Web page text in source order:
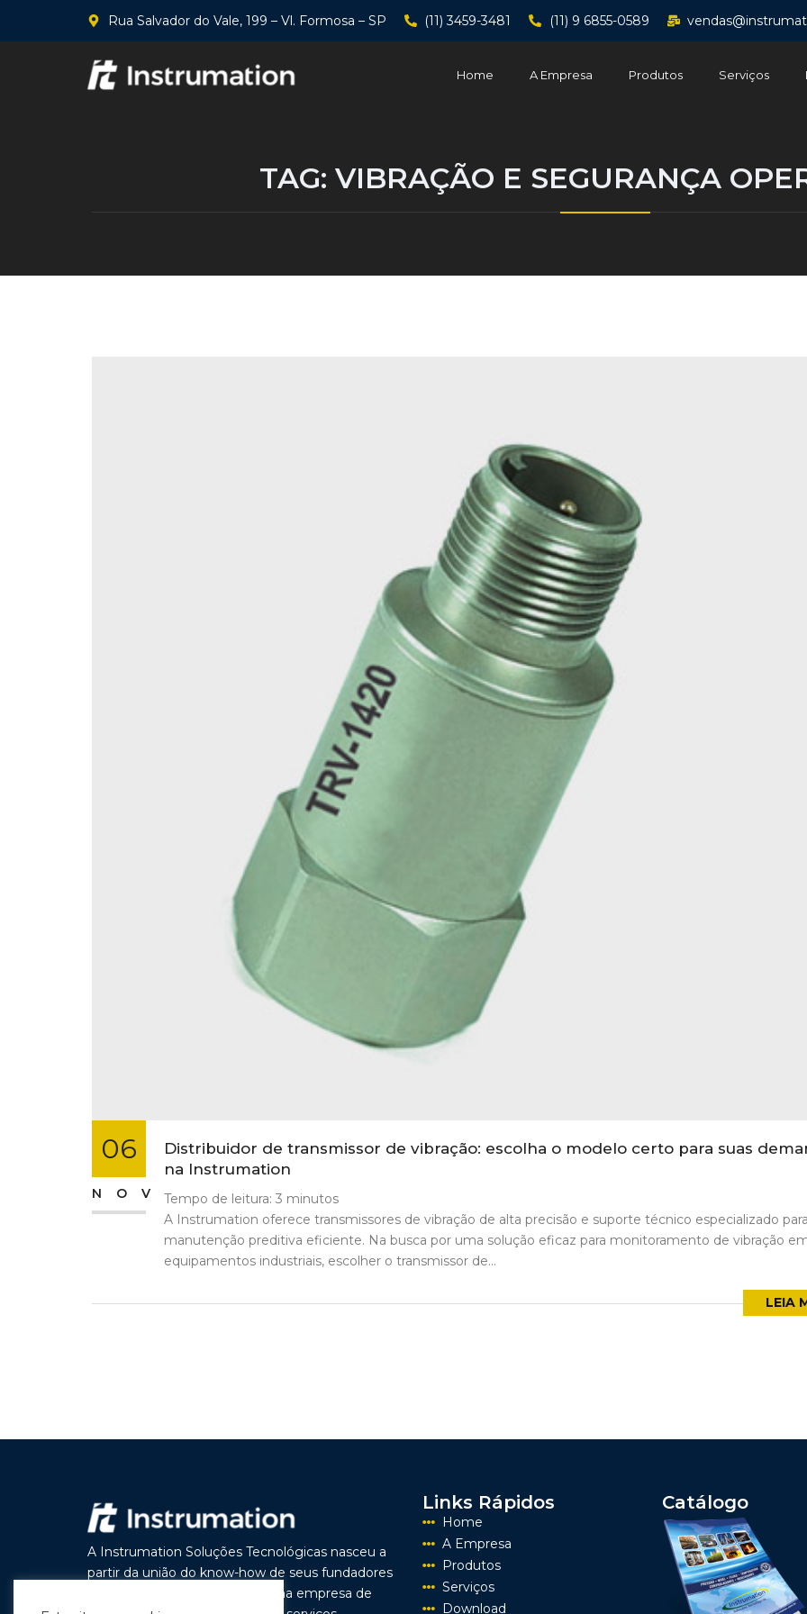
Rua Salvador do Vale, 199 – Vl. Formosa – SP (11) 3459-3481 (11) 9 6855-0589
Home A Empresa Produtos Serviços
TAG: VIBRAÇÃO E SEGURANÇA
06
NOV
Distribuidor de transmissor de vibração: escolha o modelo certo para suas
na Instrumation
Tempo de leitura: 3 minutos
A Instrumation oferece transmissores de vibração de alta precisão e suporte técnico especializado para
manutenção preditiva eficiente. Na busca por uma solução eficaz para monitoramento de vibração
equipamentos industriais, escolher o transmissor de...
LEIA
A Instrumation Soluções Tecnológicas nasceu a
partir da união do know-how de seus fundadores
com o objetivo de construir uma empresa de
Links Rápidos
Home
A Empresa
Produtos
Serviços
Download
Catálogo